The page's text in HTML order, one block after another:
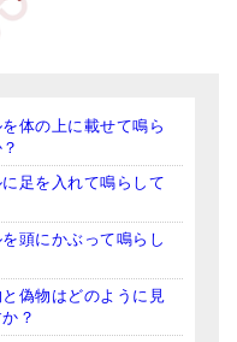
体の上に載せて鳴ら
足を入れて鳴らして
頭にかぶって鳴らし
偽物はどのように見
？